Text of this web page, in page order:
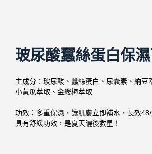
玻尿酸蠶絲蛋白保
主成分：玻尿酸、蠶絲蛋白、尿囊素、納豆
小黃瓜萃取、金縷梅萃取
功效：多重保濕，讓肌膚立即補水，長效48
具有舒緩功效，是夏天曬後救星！